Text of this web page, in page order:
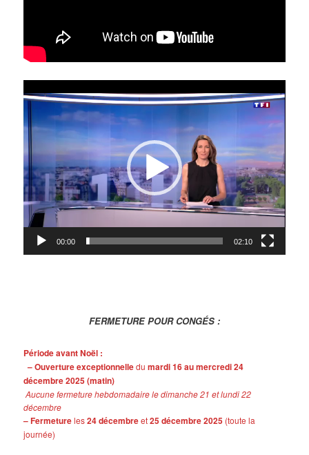
vidéo
00:00 02:10
FERMETURE POUR CONGÉS :
Période avant Noël :
– Ouverture exceptionnelledumardi 16 au mercredi 24
décembre 2025 (matin)
Aucune fermeture hebdomadaire le dimanche 21 et lundi 22
décembre
– Fermetureles24 décembreet25 décembre 2025 (toute la
journée)